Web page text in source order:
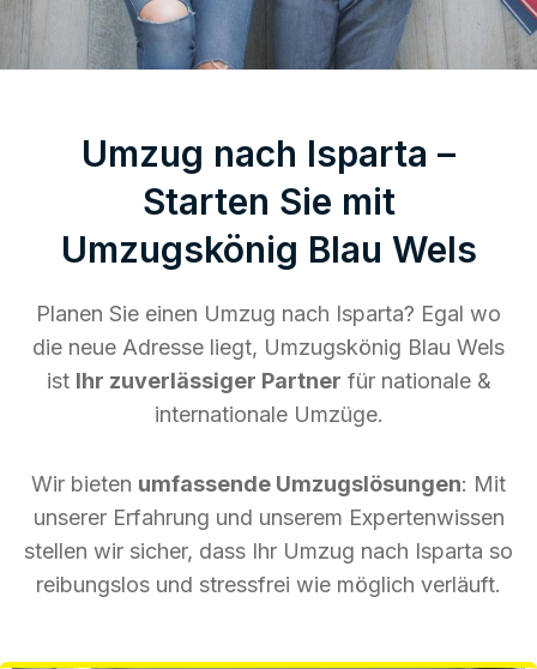
Umzug nach Isparta –
Starten Sie mit
Umzugskönig Blau Wels
Planen Sie einen Umzug nach Isparta? Egal wo
die neue Adresse liegt, Umzugskönig Blau Wels
ist Ihr zuverlässiger Partner für nationale &
internationale Umzüge.
Wir bieten umfassende Umzugslösungen: Mit
unserer Erfahrung und unserem Expertenwissen
stellen wir sicher, dass Ihr Umzug nach Isparta so
reibungslos und stressfrei wie möglich verläuft.